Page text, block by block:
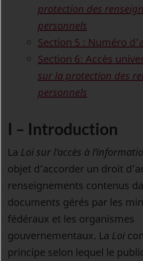
protection des
personnels
Section 5 : Numéro
Section 6: Accès
sur la protection des
personnels
I – Introduction
La Loi sur l’accès à
objet d’accorder un droit
renseignements contenus
documents gérés par les
fédéraux et les organismes
gouvernementaux. La Loi
principe selon lequel le